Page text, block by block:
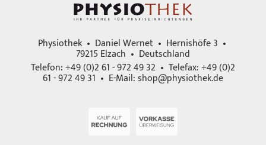
Physiothek • Daniel Wernet • Hernishöfe 3 •
79215 Elzach • Deutschland
Telefon: +49 (0)2 61 - 972 49 32 • Telefax: +49 (0)2
61 - 972 49 31 • E-Mail:shop@physiothek.de